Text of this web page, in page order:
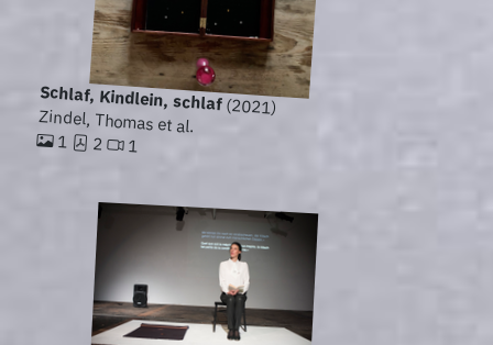
Schlaf, Kindlein, schlaf(2021)
Zindel, Thomas et al.
1 2 1